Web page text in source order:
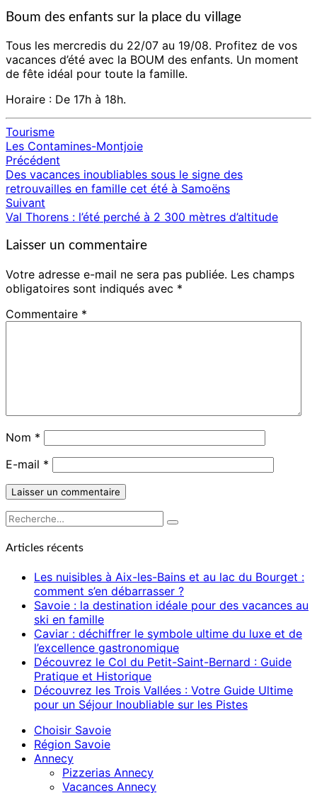
Boum des enfants sur la place du village
Tous les mercredis du 22/07 au 19/08. Profitez de vos
vacances d’été avec la BOUM des enfants. Un moment
de fête idéal pour toute la famille.
Horaire : De 17h à 18h.
Tourisme
Les Contamines-Montjoie
Navigation
d'article
Précédent
Des vacances inoubliables sous le signe des
retrouvailles en famille cet été à Samoëns
Suivant
Val Thorens : l’été perché à 2 300 mètres d’altitude
Laisser un commentaire
Votre adresse e-mail ne sera pas publiée. Les champs
obligatoires sont indiqués avec *
Commentaire *
Nom *
E-mail *
Rechercher :
Recherche
Articles récents
Les nuisibles à Aix-les-Bains et au lac du Bourget :
comment s’en débarrasser ?
Savoie : la destination idéale pour des vacances au
ski en famille
Caviar : déchiffrer le symbole ultime du luxe et de
l’excellence gastronomique
Découvrez le Col du Petit-Saint-Bernard : Guide
Pratique et Historique
Découvrez les Trois Vallées : Votre Guide Ultime
pour un Séjour Inoubliable sur les Pistes
Choisir Savoie
Région Savoie
Annecy
Pizzerias Annecy
Vacances Annecy